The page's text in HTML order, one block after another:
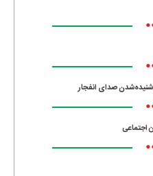
شنیده‌شدن صدای انفجار
اجتماعی